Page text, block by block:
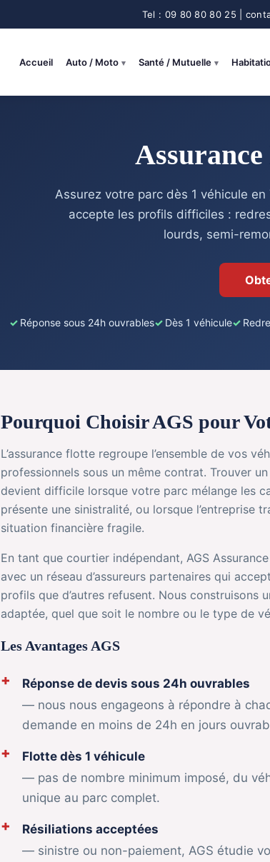
Accueil Auto / Moto Santé / Mutuelle
Assurez votre parc dès 1 véhicule
accepte les profils difficiles :
lourds, semi-
Réponse sous 24h ouvrables Dès 1 véhicule
Pourquoi Choisir AGS pour
L’assurance flotte regroupe l’ensemble de vos
professionnels sous un même contrat. Trouver
devient difficile lorsque votre parc mélange les
présente une sinistralité, ou lorsque l’entreprise
situation financière fragile.
En tant que courtier indépendant, AGS
avec un réseau d’assureurs partenaires qui
profils que d’autres refusent. Nous construisons
adaptée, quel que soit le nombre ou le type de
Les Avantages AGS
Réponse de devis sous 24h ouvrables
— nous nous engageons à répondre à
demande en moins de 24h en jours
Flotte dès 1 véhicule
— pas de nombre minimum imposé, du
unique au parc complet.
Résiliations acceptées
— sinistre ou non-paiement, AGS étudie